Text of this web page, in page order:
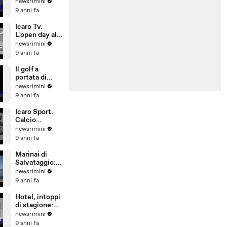
Siulp:
rischio
9 anni fa
Icaro Tv.
L'open day alla
Pesaresi Spa
di Rimini
newsrimini
9 anni fa
Il golf a
portata di
bambino. Il
Summer
Riviera Golf
newsrimini
9 anni fa
Icaro Sport.
Calcio
d'Estate: 1°
Gran Galà
Categoria
newsrimini
9 anni fa
Marinai di
Salvataggio:
si investe
poco su
conta più
l'aspetto
economico
newsrimini
9 anni fa
Hotel, intoppi
di stagione:
troppi
portoghesi e
newsrimini
9 anni fa